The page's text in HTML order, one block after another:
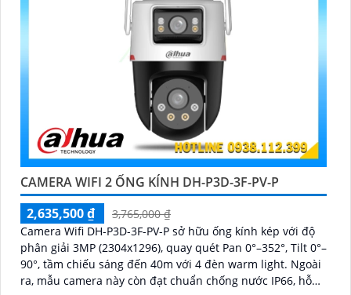
CAMERA WIFI 2 ỐNG KÍNH DH-P3D-3F-PV-P
2,635,500 ₫
3,765,000 ₫
Camera Wifi DH-P3D-3F-PV-P sở hữu ống kính kép với độ
phân giải 3MP (2304x1296), quay quét Pan 0°–352°, Tilt 0°–
90°, tầm chiếu sáng đến 40m với 4 đèn warm light. Ngoài
ra, mẫu camera này còn đạt chuẩn chống nước IP66, hỗ